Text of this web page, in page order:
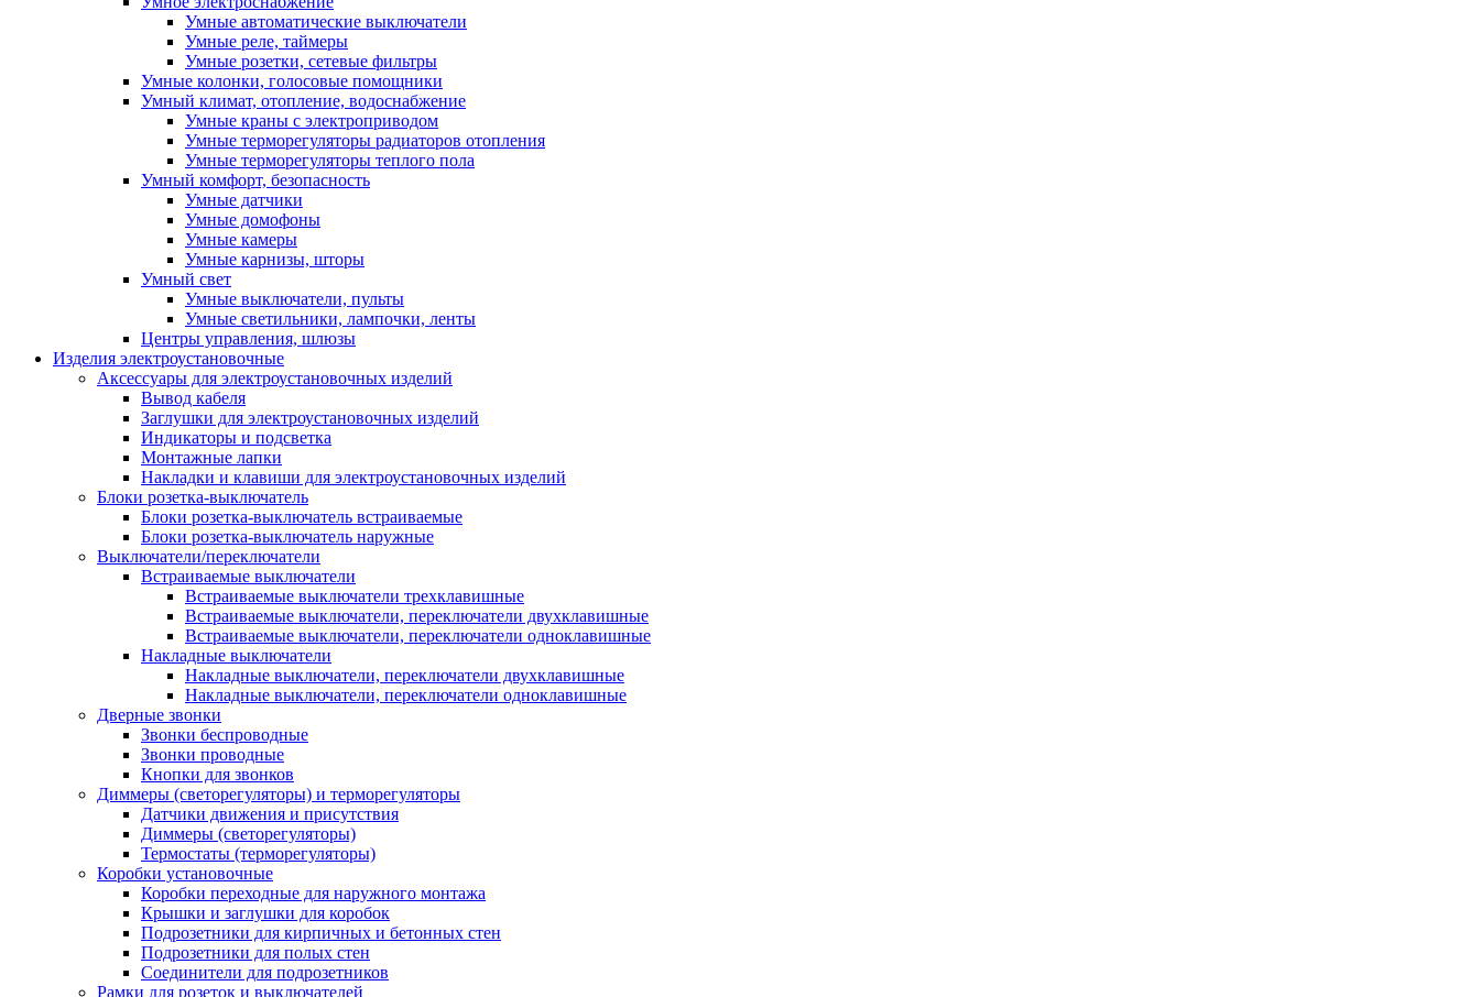
Умные автоматические выключатели
Умные реле, таймеры
Умные розетки, сетевые фильтры
Умные колонки, голосовые помощники
Умный климат, отопление, водоснабжение
Умные краны с электроприводом
Умные терморегуляторы радиаторов отопления
Умные терморегуляторы теплого пола
Умный комфорт, безопасность
Умные датчики
Умные домофоны
Умные камеры
Умные карнизы, шторы
Умный свет
Умные выключатели, пульты
Умные светильники, лампочки, ленты
Центры управления, шлюзы
Изделия электроустановочные
Аксессуары для электроустановочных изделий
Вывод кабеля
Заглушки для электроустановочных изделий
Индикаторы и подсветка
Монтажные лапки
Накладки и клавиши для электроустановочных изделий
Блоки розетка-выключатель
Блоки розетка-выключатель встраиваемые
Блоки розетка-выключатель наружные
Выключатели/переключатели
Встраиваемые выключатели
Встраиваемые выключатели трехклавишные
Встраиваемые выключатели, переключатели двухклавишные
Встраиваемые выключатели, переключатели одноклавишные
Накладные выключатели
Накладные выключатели, переключатели двухклавишные
Накладные выключатели, переключатели одноклавишные
Дверные звонки
Звонки беспроводные
Звонки проводные
Кнопки для звонков
Диммеры (светорегуляторы) и терморегуляторы
Датчики движения и присутствия
Диммеры (светорегуляторы)
Термостаты (терморегуляторы)
Коробки установочные
Коробки переходные для наружного монтажа
Крышки и заглушки для коробок
Подрозетники для кирпичных и бетонных стен
Подрозетники для полых стен
Соединители для подрозетников
Рамки для розеток и выключателей